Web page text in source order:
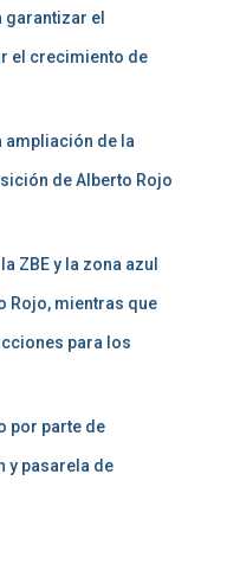
garantizar el
el crecimiento de
ampliación de la
de Alberto Rojo
ZBE y la zona azul
Rojo, mientras que
para los
por parte de
y pasarela de